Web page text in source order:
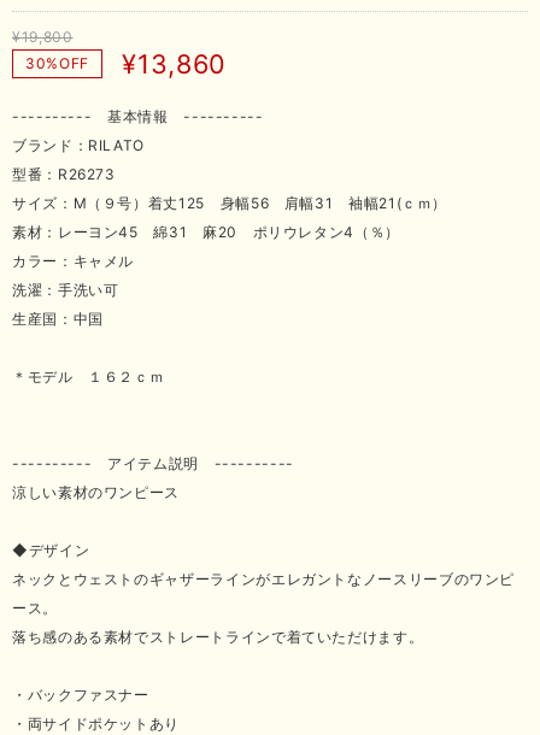
¥19,800
30%OFF
¥13,860
---------- 基本情報 ----------
ブランド：RILATO
型番：R26273
サイズ：M（９号）着丈125 身幅56 肩幅31 袖幅21(ｃｍ）
素材：レーヨン45 綿31 麻20 ポリウレタン4（％）
カラー：キャメル
洗濯：手洗い可
生産国：中国
＊モデル １６２ｃｍ
---------- アイテム説明 ----------
涼しい素材のワンピース
◆デザイン
ネックとウェストのギャザーラインがエレガントなノースリーブのワンピ
ース。
落ち感のある素材でストレートラインで着ていただけます。
・バックファスナー
・両サイドポケットあり